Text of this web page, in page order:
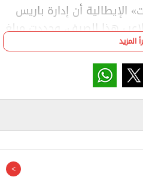
أن إدارة باريس
هذا الصيف، وحددت مبلغ
يواصل مفاوضاته مع
قيمة الصفقة إلى نحو
الماضي على سبيل
جيرمان، قبل عودته
المزيد